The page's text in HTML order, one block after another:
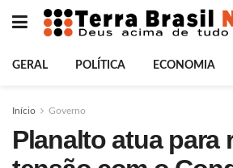
GERAL POLÍTICA ECONOMIA
Início Governo
Planalto atua para